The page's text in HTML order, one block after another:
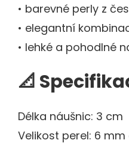
• barevné perly z
• elegantní
• lehké a pohodlné
📐
Délka náušnic: 3 cm
Velikost perel: 6